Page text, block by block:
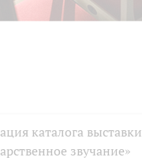
каталога выставки
звучание»